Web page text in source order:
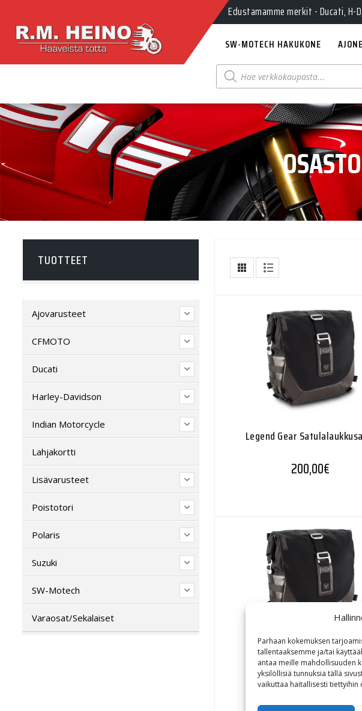
Parhaan kokemuksen
tallentaaksemme ja/tai
antaa meille mahdollisuuden
yksilöllisiä tunnuksia tällä
vaikuttaa haitallisesti
Edustamamme merkit - Ducati, H-
SW-MOTECH HAKUKONE
Products
search
Legend Gear
200,00€
Legend Gear satulalaukku
150,00€
TUOTTEET
Ajovarusteet
CFMOTO
Ducati
Harley-Davidson
Indian Motorcycle
Lahjakortti
Lisävarusteet
Poistotori
Polaris
Suzuki
SW-Motech
Varaosat/Sekalaiset